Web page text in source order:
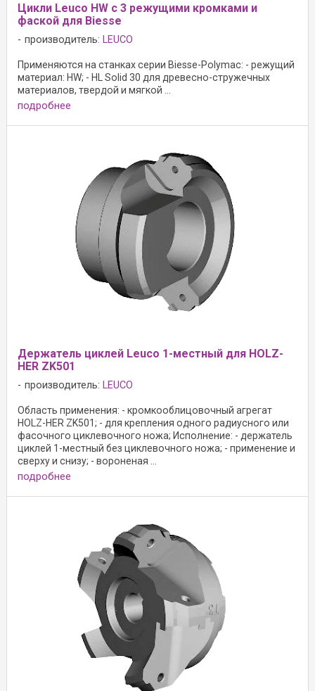
Цикли Leuco HW с 3 режущими кромками и
фаской для Biesse
производитель: LEUCO
Применяются на станках серии Biesse-Polymac: - режущий
материал: HW; - HL Solid 30 для древесно-стружечных
материалов, твердой и мягкой ...
подробнее
Держатель циклей Leuco 1-местный для HOLZ-
HER ZK501
производитель: LEUCO
Область применения: - кромкооблицовочный агрегат
HOLZ-HER ZK501; - для крепления одного радиусного или
фасочного циклевочного ножа; Исполнение: - держатель
циклей 1-местный без циклевочного ножа; - применение и
сверху и снизу; - вороненая ...
подробнее